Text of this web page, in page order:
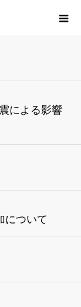
による影響
について